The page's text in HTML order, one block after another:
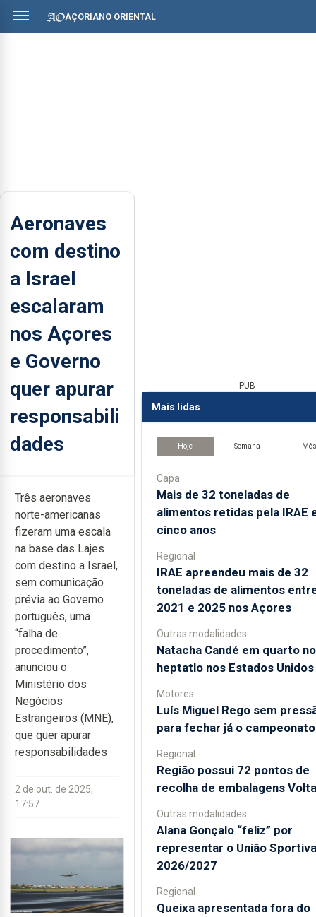
AÇORIANO ORIENTAL
Aeronaves
com destino
a Israel
escalaram
nos Açores
e Governo
quer apurar
responsabili
dades
Três aeronaves
norte-americanas
fizeram uma escala
na base das Lajes
com destino a Israel,
sem comunicação
prévia ao Governo
português, uma
“falha de
procedimento”,
anunciou o
Ministério dos
Negócios
Estrangeiros (MNE),
que quer apurar
responsabilidades
2 de out. de 2025,
17:57
PUB
Mais lidas
Hoje Semana
Capa
Mais de 32 toneladas de
alimentos retidas pela IRAE
cinco anos
Regional
IRAE apreendeu mais de 32
toneladas de alimentos
2021 e 2025 nos Açores
Outras modalidades
Natacha Candé em quarto no
heptatlo nos Estados Unidos
Motores
Luís Miguel Rego sem
para fechar já o campeonato
Regional
Região possui 72 pontos de
recolha de embalagens Volta
Outras modalidades
Alana Gonçalo “feliz” por
representar o União
2026/2027
Regional
Queixa apresentada fora do